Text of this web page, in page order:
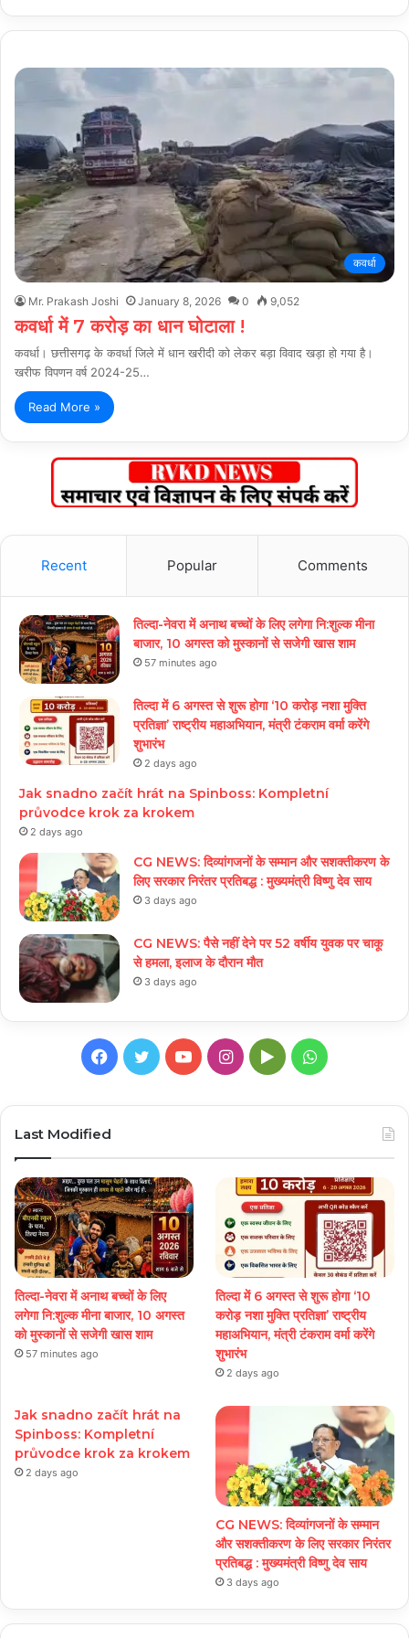
कवर्धा
Mr. Prakash Joshi January 8, 2026 0 9,052
कवर्धा में 7 करोड़ का धान घोटाला !
कवर्धा। छत्तीसगढ़ के कवर्धा जिले में धान खरीदी को लेकर बड़ा विवाद खड़ा हो गया है।
खरीफ विपणन वर्ष 2024-25…
Read More »
Recent Popular Comments
तिल्दा-नेवरा में अनाथ बच्चों के लिए लगेगा नि:शुल्क मीना
बाजार, 10 अगस्त को मुस्कानों से सजेगी खास शाम
57 minutes ago
तिल्दा में 6 अगस्त से शुरू होगा ‘10 करोड़ नशा मुक्ति
प्रतिज्ञा’ राष्ट्रीय महाअभियान, मंत्री टंकराम वर्मा करेंगे
शुभारंभ
2 days ago
Jak snadno začít hrát na Spinboss: Kompletní
průvodce krok za krokem
2 days ago
CG NEWS: दिव्यांगजनों के सम्मान और सशक्तीकरण के
लिए सरकार निरंतर प्रतिबद्ध : मुख्यमंत्री विष्णु देव साय
3 days ago
CG NEWS: पैसे नहीं देने पर 52 वर्षीय युवक पर चाकू
से हमला, इलाज के दौरान मौत
3 days ago
Facebook
TwitterYouTubeInstagram
GoogleWhatsApp
Last Modified
तिल्दा-नेवरा में अनाथ बच्चों के लिए
लगेगा नि:शुल्क मीना बाजार, 10 अगस्त
को मुस्कानों से सजेगी खास शाम
57 minutes ago
तिल्दा में 6 अगस्त से शुरू होगा ‘10
करोड़ नशा मुक्ति प्रतिज्ञा’ राष्ट्रीय
महाअभियान, मंत्री टंकराम वर्मा करेंगे
शुभारंभ
2 days ago
Jak snadno začít hrát na
Spinboss: Kompletní
průvodce krok za krokem
2 days ago
CG NEWS: दिव्यांगजनों के सम्मान
और सशक्तीकरण के लिए सरकार निरंतर
प्रतिबद्ध : मुख्यमंत्री विष्णु देव साय
3 days ago